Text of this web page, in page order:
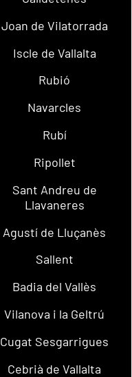
Joan de Vilatorrada
Iscle de Vallalta
Rubió
Navarcles
Rubí
Ripollet
Sant Andreu de
Llavaneres
Agustí de Lluçanès
Sallent
Badia del Vallès
Vilanova i la Geltrú
Cugat Sesgarrigues
Cebrià de Vallalta